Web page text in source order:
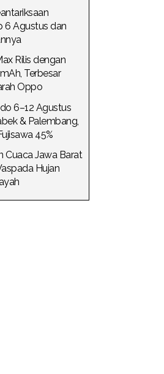
6 Agustus dan
Rilis dengan
Terbesar
Oppo
6–12 Agustus
& Palembang,
45%
Cuaca Jawa Barat
Hujan